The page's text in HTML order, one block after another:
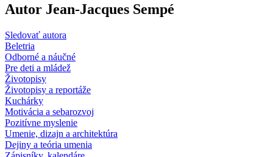
Autor Jean-Jacques Sempé
Sledovať autora
Beletria
Odborné a náučné
Pre deti a mládež
Životopisy
Životopisy a reportáže
Kuchárky
Motivácia a sebarozvoj
Pozitívne myslenie
Umenie, dizajn a architektúra
Dejiny a teória umenia